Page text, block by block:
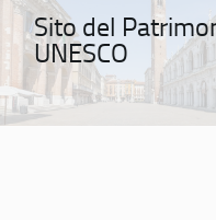
Sito del
UNESCO